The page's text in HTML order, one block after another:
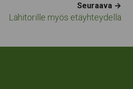
Seuraava →
Lähitorille myös etäyhteydellä